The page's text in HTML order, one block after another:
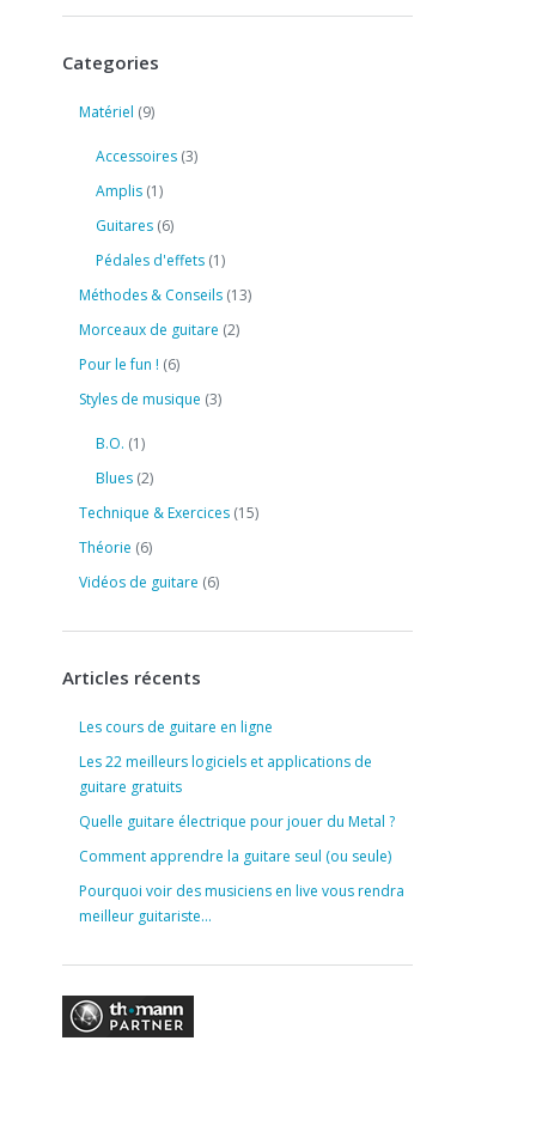
Categories
Matériel (9)
Accessoires (3)
Amplis (1)
Guitares (6)
Pédales d'effets (1)
Méthodes & Conseils (13)
Morceaux de guitare (2)
Pour le fun ! (6)
Styles de musique (3)
B.O. (1)
Blues (2)
Technique & Exercices (15)
Théorie (6)
Vidéos de guitare (6)
Articles récents
Les cours de guitare en ligne
Les 22 meilleurs logiciels et applications de
guitare gratuits
Quelle guitare électrique pour jouer du Metal ?
Comment apprendre la guitare seul (ou seule)
Pourquoi voir des musiciens en live vous rendra
meilleur guitariste…